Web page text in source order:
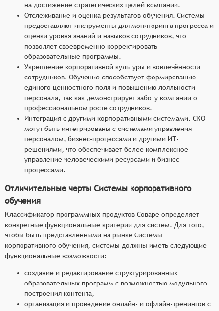
на достижение стратегических целей компании.
Отслеживание и оценка результатов обучения. Системы
предоставляют инструменты для мониторинга прогресса и
оценки уровня знаний и навыков сотрудников, что
позволяет своевременно корректировать
образовательные программы.
Укрепление корпоративной культуры и вовлечённости
сотрудников. Обучение способствует формированию
единого ценностного поля и повышению лояльности
персонала, так как демонстрирует заботу компании о
профессиональном росте сотрудников.
Интеграция с другими корпоративными системами. СКО
могут быть интегрированы с системами управления
персоналом, бизнес-процессами и другими ИТ-
решениями, что обеспечивает более комплексное
управление человеческими ресурсами и бизнес-
процессами.
Отличительные черты Системы корпоративного
обучения
Классификатор программных продуктов Соваре определяет
конкретные функциональные критерии для систем. Для того,
чтобы быть представленными на рынке Системы
корпоративного обучения, системы должны иметь следующие
функциональные возможности:
создание и редактирование структурированных
образовательных программ с возможностью модульного
построения контента,
организация и проведение онлайн- и офлайн-тренингов с